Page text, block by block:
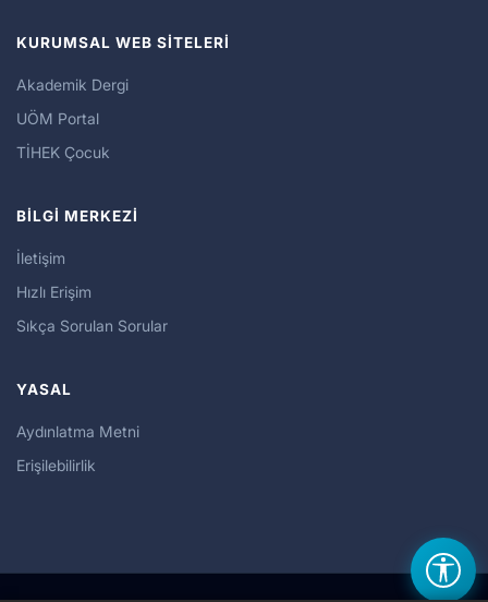
KURUMSAL WEB SİTELERİ
Akademik Dergi
UÖM Portal
TİHEK Çocuk
BİLGİ MERKEZİ
İletişim
Hızlı Erişim
Sıkça Sorulan Sorular
YASAL
Aydınlatma Metni
Erişilebilirlik